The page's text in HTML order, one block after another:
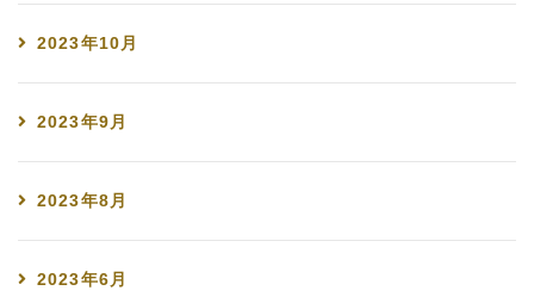
2023年10月
2023年9月
2023年8月
2023年6月